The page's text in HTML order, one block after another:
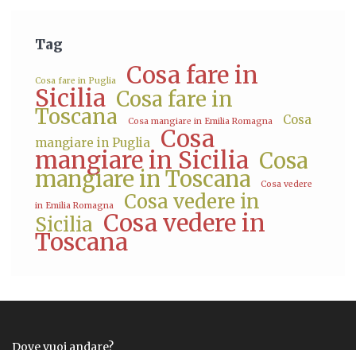
Tag
Cosa fare in Puglia Cosa fare in
Sicilia Cosa fare in
Toscana Cosa mangiare in Emilia Romagna
Cosa
mangiare in Puglia
Cosa
mangiare in Sicilia Cosa
mangiare in Toscana Cosa vedere
in Emilia Romagna
Cosa vedere in
Sicilia Cosa vedere in
Toscana
Dove vuoi andare?